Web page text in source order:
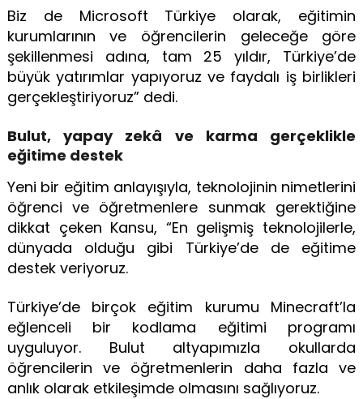
Biz de Microsoft Türkiye olarak, eğitimin
kurumlarının ve öğrencilerin geleceğe göre
şekillenmesi adına, tam 25 yıldır, Türkiye’de
büyük yatırımlar yapıyoruz ve faydalı iş birlikleri
gerçekleştiriyoruz” dedi.
Bulut, yapay zekâ ve karma gerçeklikle
eğitime destek
Yeni bir eğitim anlayışıyla, teknolojinin nimetlerini
öğrenci ve öğretmenlere sunmak gerektiğine
dikkat çeken Kansu, “En gelişmiş teknolojilerle,
dünyada olduğu gibi Türkiye’de de eğitime
destek veriyoruz.
Türkiye’de birçok eğitim kurumu Minecraft’la
eğlenceli bir kodlama eğitimi programı
uyguluyor. Bulut altyapımızla okullarda
öğrencilerin ve öğretmenlerin daha fazla ve
anlık olarak etkileşimde olmasını sağlıyoruz.